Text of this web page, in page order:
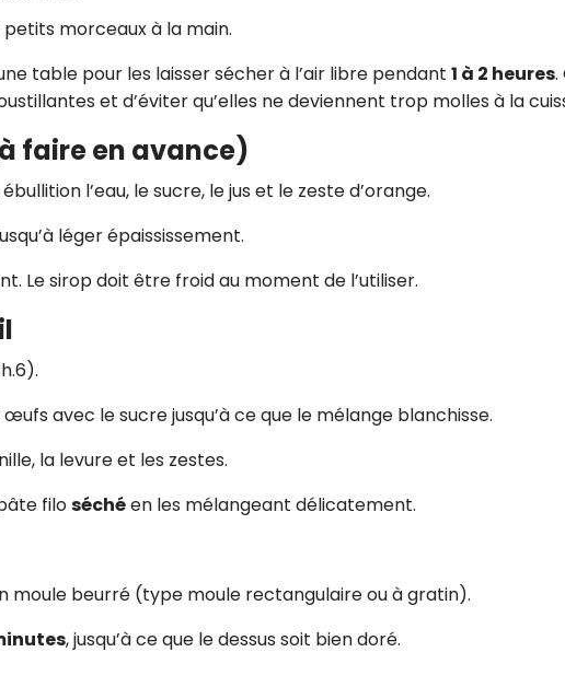
morceaux à la main.
table pour les laisser sécher à l’air libre pendant 1 à 2 heures.
et d’éviter qu’elles ne deviennent trop molles à la
faire en avance)
l’eau, le sucre, le jus et le zeste d’orange.
léger épaississement.
Le sirop doit être froid au moment de l’utiliser.
avec le sucre jusqu’à ce que le mélange blanchisse.
la levure et les zestes.
filoséchéen les mélangeant délicatement.
moule beurré (type moule rectangulaire ou à gratin).
, jusqu’à ce que le dessus soit bien doré.